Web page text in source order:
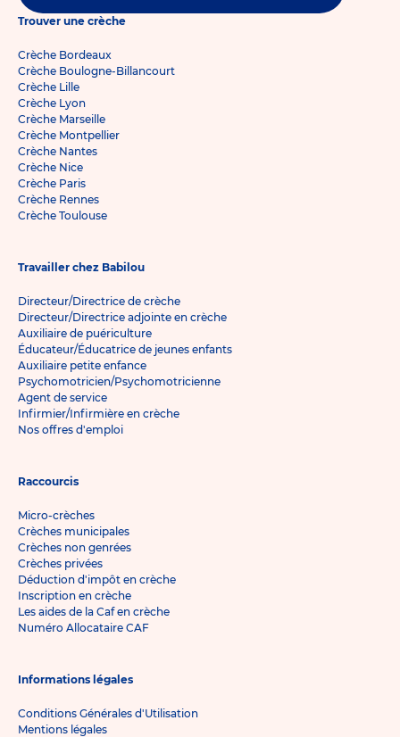
Trouver une crèche
Crèche Bordeaux
Crèche Boulogne-Billancourt
Crèche Lille
Crèche Lyon
Crèche Marseille
Crèche Montpellier
Crèche Nantes
Crèche Nice
Crèche Paris
Crèche Rennes
Crèche Toulouse
Travailler chez Babilou
Directeur/Directrice de crèche
Directeur/Directrice adjointe en crèche
Auxiliaire de puériculture
Éducateur/Éducatrice de jeunes enfants
Auxiliaire petite enfance
Psychomotricien/Psychomotricienne
Agent de service
Infirmier/Infirmière en crèche
Nos offres d'emploi
Raccourcis
Micro-crèches
Crèches municipales
Crèches non genrées
Crèches privées
Déduction d'impôt en crèche
Inscription en crèche
Les aides de la Caf en crèche
Numéro Allocataire CAF
Informations légales
Conditions Générales d'Utilisation
Mentions légales